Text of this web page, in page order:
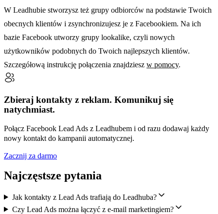
W Leadhubie stworzysz też grupy odbiorców na podstawie Twoich
obecnych klientów i zsynchronizujesz je z Facebookiem. Na ich
bazie Facebook utworzy grupy lookalike, czyli nowych
użytkowników podobnych do Twoich najlepszych klientów.
Szczegółową instrukcję połączenia znajdziesz w pomocy.
Zbieraj kontakty z reklam. Komunikuj się
natychmiast.
Połącz Facebook Lead Ads z Leadhubem i od razu dodawaj każdy
nowy kontakt do kampanii automatycznej.
Zacznij za darmo
Najczęstsze pytania
Jak kontakty z Lead Ads trafiają do Leadhuba?
Czy Lead Ads można łączyć z e-mail marketingiem?